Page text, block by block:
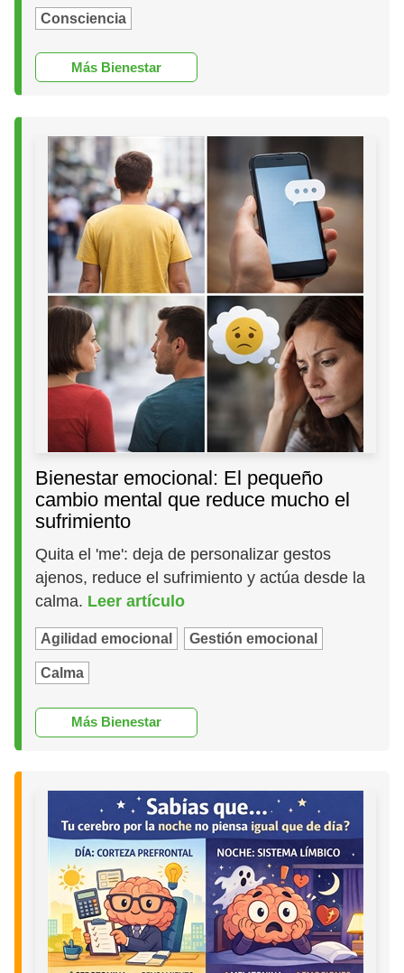
Consciencia
Más Bienestar
Bienestar emocional: El pequeño
cambio mental que reduce mucho el
sufrimiento
Quita el 'me': deja de personalizar gestos
ajenos, reduce el sufrimiento y actúa desde la
calma. Leer artículo
Agilidad emocional Gestión emocional
Calma
Más Bienestar